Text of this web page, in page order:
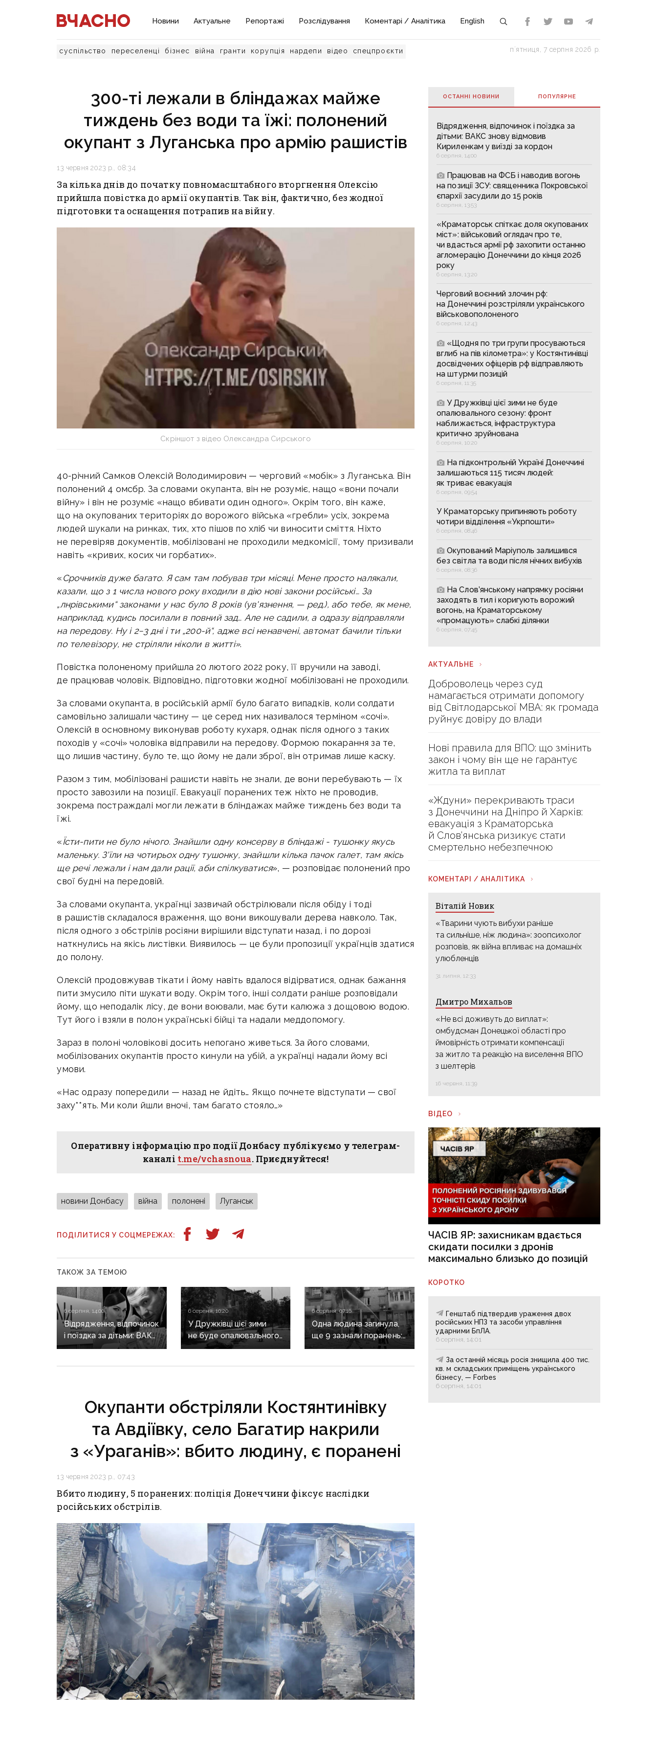
Новини Актуальне Репортажі Розслідування Коментарі / Аналітика English
суспільство переселенці бізнес війна гранти корупція нардепи відео спецпроєкти пʼятниця, 7 серпня 2026 р.
300-ті лежали в бліндажах майже
тиждень без води та їжі: полонений
окупант з Луганська про армію рашистів
13 червня 2023 р., 08:34
За кілька днів до початку повномасштабного вторгнення Олексію
прийшла повістка до армії окупантів. Так він, фактично, без жодної
підготовки та оснащення потрапив на війну.
Скріншот з відео Олександра Сирського
40-річний Самков Олексій Володимирович — черговий «мобік» з Луганська. Він
полонений 4 омсбр. За словами окупанта, він не розуміє, нащо «вони почали
війну» і він не розуміє «нащо вбивати один одного». Окрім того, він каже,
що на окупованих територіях до ворожого війська «гребли» усіх, зокрема
людей шукали на ринках, тих, хто пішов по хліб чи виносити сміття. Ніхто
не перевіряв документів, мобілізовані не проходили медкомісії, тому призивали
навіть «кривих, косих чи горбатих».
«Срочників дуже багато. Я сам там побував три місяці. Мене просто налякали,
казали, що з 1 числа нового року входили в дію нові закони російські… За
„лнрівськими“ законами у нас було 8 років (ув'язнення, — ред.), або тебе, як мене,
наприклад, кудись посилали в повний зад… Але не садили, а одразу відправляли
на передову. Ну і 2−3 дні і ти „200-й“, адже всі ненавчені, автомат бачили тільки
по телевізору, не стріляли ніколи в житті».
Повістка полоненому прийшла 20 лютого 2022 року, її вручили на заводі,
де працював чоловік. Відповідно, підготовки жодної мобілізовані не проходили.
За словами окупанта, в російській армії було багато випадків, коли солдати
самовільно залишали частину — це серед них називалося терміном «сочі».
Олексій в основному виконував роботу кухаря, однак після одного з таких
походів у «сочі» чоловіка відправили на передову. Формою покарання за те,
що лишив частину, було те, що йому не дали зброї, він отримав лише каску.
Разом з тим, мобілізовані рашисти навіть не знали, де вони перебувають — їх
просто завозили на позиції. Евакуації поранених теж ніхто не проводив,
зокрема постраждалі могли лежати в бліндажах майже тиждень без води та
їжі.
«Їсти-пити не було нічого. Знайшли одну консерву в бліндажі - тушонку якусь
маленьку. З'їли на чотирьох одну тушонку, знайшли кілька пачок галет, там якісь
ще речі лежали і нам дали рації, аби спілкуватися», — розповідає полонений про
свої будні на передовій.
За словами окупанта, українці зазвичай обстрілювали після обіду і тоді
в рашистів складалося враження, що вони викошували дерева навколо. Так,
після одного з обстрілів росіяни вирішили відступати назад, і по дорозі
наткнулись на якісь листівки. Виявилось — це були пропозиції українців здатися
до полону.
Олексій продовжував тікати і йому навіть вдалося відірватися, однак бажання
пити змусило піти шукати воду. Окрім того, інші солдати раніше розповідали
йому, що неподалік лісу, де вони воювали, має бути калюжа з дощовою водою.
Тут його і взяли в полон українські бійці та надали меддопомогу.
Зараз в полоні чоловікові досить непогано живеться. За його словами,
мобілізованих окупантів просто кинули на убій, а українці надали йому всі
умови.
«Нас одразу попередили — назад не йдіть… Якщо почнете відступати — свої
заху**ять. Ми коли йшли вночі, там багато стояло…»
Оперативну інформацію про події Донбасу публікуємо у телеграм-
каналі t.me/vchasnoua. Приєднуйтеся!
новини Донбасу війна полонені Луганськ
ПОДІЛИТИСЯ У СОЦМЕРЕЖАХ:
ТАКОЖ ЗА ТЕМОЮ
6 серпня, 14:00
Відрядження, відпочинок
і поїздка за дітьми: ВАКС
знову відмовив
6 серпня, 10:20
У Дружківці цієї зими
не буде опалювального
сезону: фронт
6 серпня, 07:16
Одна людина загинула,
ще 9 зазнали поранень:
воєнні злочини
Окупанти обстріляли Костянтинівку
та Авдіївку, село Багатир накрили
з «Ураганів»: вбито людину, є поранені
13 червня 2023 р., 07:43
Вбито людину, 5 поранених: поліція Донеччини фіксує наслідки
російських обстрілів.
ОСТАННІ НОВИНИ ПОПУЛЯРНE
Відрядження, відпочинок і поїздка за
дітьми: ВАКС знову відмовив
Кириленкам у виїзді за кордон
6 серпня, 14:00
Працював на ФСБ і наводив вогонь
на позиції ЗСУ: священника Покровської
єпархії засудили до 15 років
6 серпня, 13:53
«Краматорськ спіткає доля окупованих
міст»: військовий оглядач про те,
чи вдасться армії рф захопити останню
агломерацію Донеччини до кінця 2026
року
6 серпня, 13:20
Черговий воєнний злочин рф:
на Донеччині розстріляли українського
військовополоненого
6 серпня, 12:43
«Щодня по три групи просуваються
вглиб на пів кілометра»: у Костянтинівці
досвідчених офіцерів рф відправляють
на штурми позицій
6 серпня, 11:35
У Дружківці цієї зими не буде
опалювального сезону: фронт
наближається, інфраструктура
критично зруйнована
6 серпня, 10:20
На підконтрольній Україні Донеччині
залишаються 115 тисяч людей:
як триває евакуація
6 серпня, 09:54
У Краматорську припиняють роботу
чотири відділення «Укрпошти»
6 серпня, 08:46
Окупований Маріуполь залишився
без світла та води після нічних вибухів
6 серпня, 08:36
На Слов’янському напрямку росіяни
заходять в тил і коригують ворожий
вогонь, на Краматорському
«промацують» слабкі ділянки
6 серпня, 07:45
АКТУАЛЬНЕ
Доброволець через суд
намагається отримати допомогу
від Світлодарської МВА: як громада
руйнує довіру до влади
Нові правила для ВПО: що змінить
закон і чому він ще не гарантує
житла та виплат
«Ждуни» перекривають траси
з Донеччини на Дніпро й Харків:
евакуація з Краматорська
й Слов’янська ризикує стати
смертельно небезпечною
КОМЕНТАРІ / АНАЛІТИКА
Віталій Новик
«Тварини чують вибухи раніше
та сильніше, ніж людина»: зоопсихолог
розповів, як війна впливає на домашніх
улюбленців
31 липня, 12:33
Дмитро Михальов
«Не всі доживуть до виплат»:
омбудсман Донецької області про
ймовірність отримати компенсації
за житло та реакцію на виселення ВПО
з шелтерів
16 червня, 11:39
ВІДЕО
ЧАСІВ ЯР: захисникам вдається
скидати посилки з дронів
максимально близько до позицій
КОРОТКО
Генштаб підтвердив ураження двох
російських НПЗ та засоби управління
ударними БпЛА.
6 серпня, 14:01
За останній місяць росія знищила 400 тис.
кв. м складських приміщень українського
бізнесу, — Forbes
6 серпня, 14:01